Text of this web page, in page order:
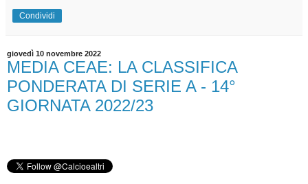
Condividi
giovedì 10 novembre 2022
MEDIA CEAE: LA CLASSIFICA
PONDERATA DI SERIE A - 14°
GIORNATA 2022/23